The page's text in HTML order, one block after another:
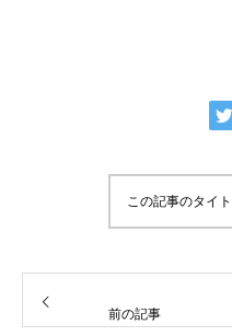
この記事のタイ
前の記事